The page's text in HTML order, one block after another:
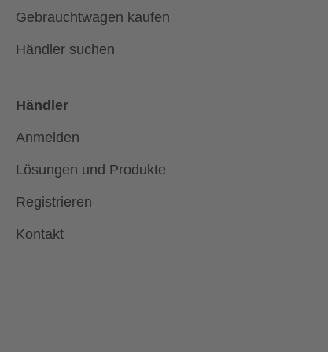
Gebrauchtwagen kaufen
Händler suchen
Händler
Anmelden
Lösungen und Produkte
Registrieren
Kontakt